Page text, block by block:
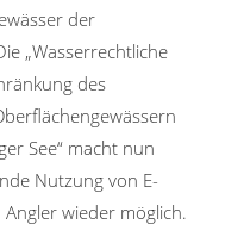
der
„Wasserrechtliche
des
See“ macht nun
Nutzung von E-
wieder möglich.